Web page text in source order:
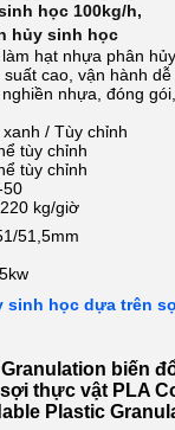
học 100kg/h,
hủy sinh học
làm hạt nhựa phân
suất cao, vận hành dễ
nghiền nhựa, đóng
xanh / Tùy chỉnh
tùy chỉnh
tùy chỉnh
50
kg/giờ
51,5mm
sinh học dựa trên
biến
thực vật PLA
Plastic